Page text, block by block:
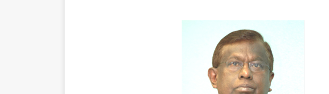
PR: Muttukrishna Sarvananthan — Was Tamil
IMPORTANT